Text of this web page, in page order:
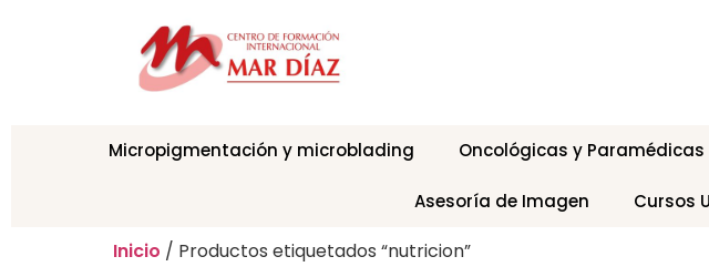
Micropigmentación y microblading Oncológicas y Paramédicas
Asesoría de Imagen Cursos
Inicio / Productos etiquetados “nutricion”